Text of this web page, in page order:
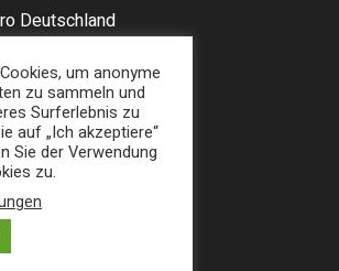
Deutschland
um anonyme
zu sammeln und
Surferlebnis zu
auf „Ich akzeptiere“
Sie der Verwendung
zu.